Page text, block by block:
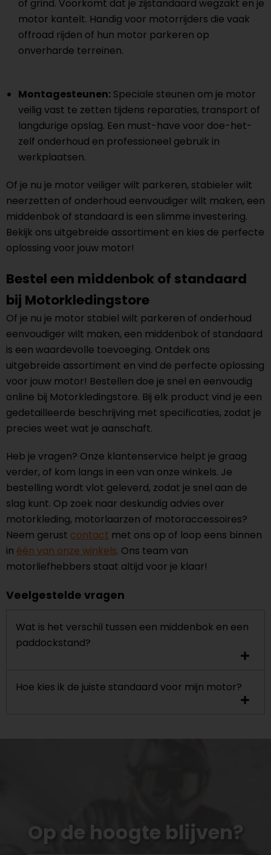
of grind. Voorkomt dat je zijstandaard wegzakt en je
motor kantelt. Handig voor motorrijders die vaak
offroad rijden of hun motor parkeren op
onverharde terreinen.
Montagesteunen: Speciale steunen om je motor
veilig vast te zetten tijdens reparaties, transport of
langdurige opslag. Een must-have voor doe-het-
zelf onderhoud en professioneel gebruik in
werkplaatsen.
Of je nu je motor veiliger wilt parkeren, stabieler wilt
neerzetten of onderhoud eenvoudiger wilt maken, een
middenbok of standaard is een slimme investering.
Bekijk ons uitgebreide assortiment en kies de perfecte
oplossing voor jouw motor!
Bestel een middenbok of standaard
bij Motorkledingstore
Of je nu je motor stabiel wilt parkeren of onderhoud
eenvoudiger wilt maken, een middenbok of standaard
is een waardevolle toevoeging. Ontdek ons
uitgebreide assortiment en vind de perfecte oplossing
voor jouw motor! Bestellen doe je snel en eenvoudig
online bij Motorkledingstore. Bij elk product vind je een
gedetailleerde beschrijving met specificaties, zodat je
precies weet wat je aanschaft.
Heb je vragen? Onze klantenservice helpt je graag
verder, of kom langs in een van onze winkels. Je
bestelling wordt vlot geleverd, zodat je snel aan de
slag kunt. Op zoek naar deskundig advies over
motorkleding, motorlaarzen of motoraccessoires?
Neem gerust contact met ons op of loop eens binnen
in één van onze winkels. Ons team van
motorliefhebbers staat altijd voor je klaar!
Veelgestelde vragen
Wat is het verschil tussen een middenbok en een
paddockstand?
Hoe kies ik de juiste standaard voor mijn motor?
Op de hoogte blijven?